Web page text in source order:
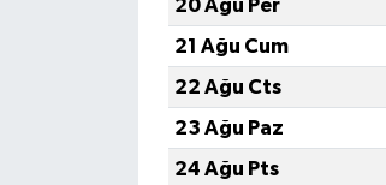
20 Ağu Per
21 Ağu Cum
22 Ağu Cts
23 Ağu Paz
24 Ağu Pts